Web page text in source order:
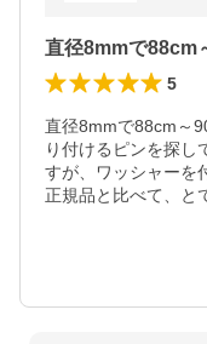
直径8mmで88cm
5
直径8mmで88cm～
り付けるピンを探し
すが、ワッシャーを
正規品と比べて、と